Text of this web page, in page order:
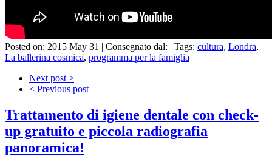
Posted on: 2015 May 31 | Consegnato dal: | Tags: cultura, Londra,
La ballerina cosmica, programma per la famiglia
Next post >
< Previous post
Trattamento di igiene dentale con check-
up gratuito e piccola radiografia
panoramica!